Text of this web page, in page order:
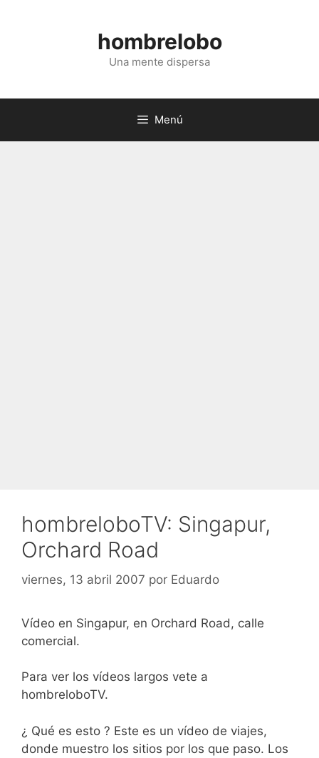
hombrelobo
Una mente dispersa
Menú
hombreloboTV: Singapur,
Orchard Road
viernes, 13 abril 2007 por Eduardo
Vídeo en Singapur, en Orchard Road, calle
comercial.
Para ver los vídeos largos vete a
hombreloboTV.
¿ Qué es esto ? Este es un vídeo de viajes,
donde muestro los sitios por los que paso. Los